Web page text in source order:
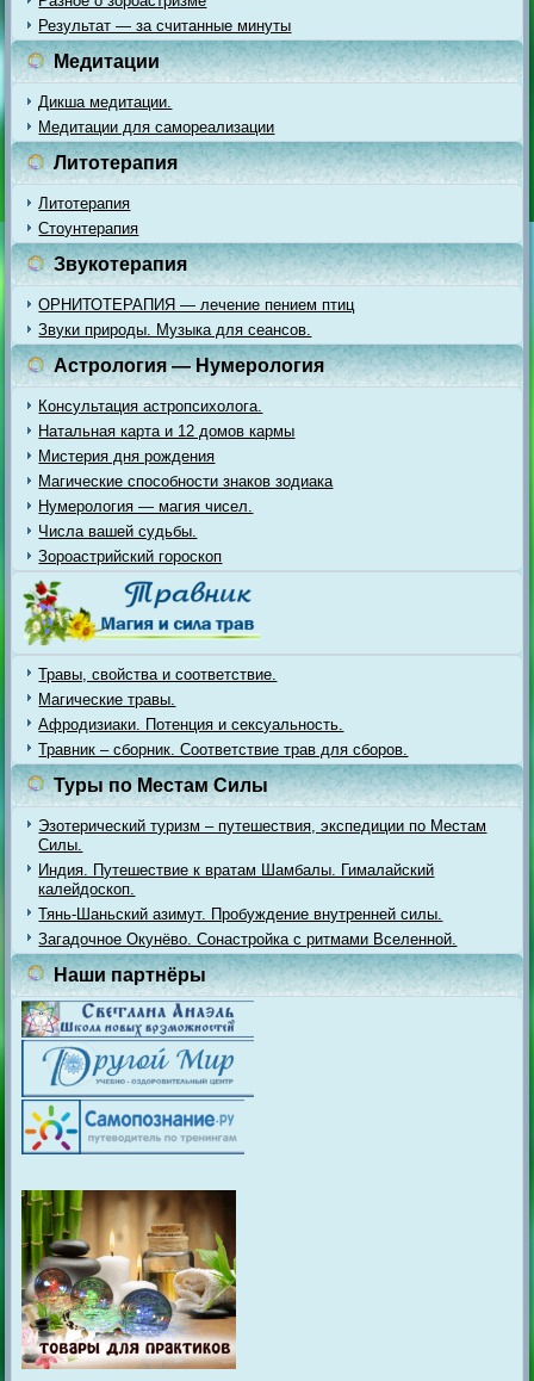
Результат — за считанные минуты
Медитации
Дикша медитации.
Медитации для самореализации
Литотерапия
Литотерапия
Стоунтерапия
Звукотерапия
ОРНИТОТЕРАПИЯ — лечение пением птиц
Звуки природы. Музыка для сеансов.
Астрология — Нумерология
Консультация астропсихолога.
Натальная карта и 12 домов кармы
Мистерия дня рождения
Магические способности знаков зодиака
Нумерология — магия чисел.
Числа вашей судьбы.
Зороастрийский гороскоп
Травы, свойства и соответствие.
Магические травы.
Афродизиаки. Потенция и сексуальность.
Травник – сборник. Соответствие трав для сборов.
Туры по Местам Силы
Эзотерический туризм – путешествия, экспедиции по Местам
Силы.
Индия. Путешествие к вратам Шамбалы. Гималайский
калейдоскоп.
Тянь-Шаньский азимут. Пробуждение внутренней силы.
Загадочное Окунёво. Сонастройка с ритмами Вселенной.
Наши партнёры